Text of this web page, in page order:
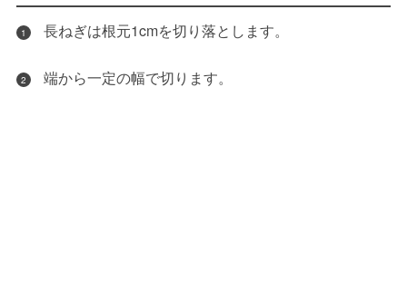
1 長ねぎは根元1cmを切り落とします。
2 端から一定の幅で切ります。